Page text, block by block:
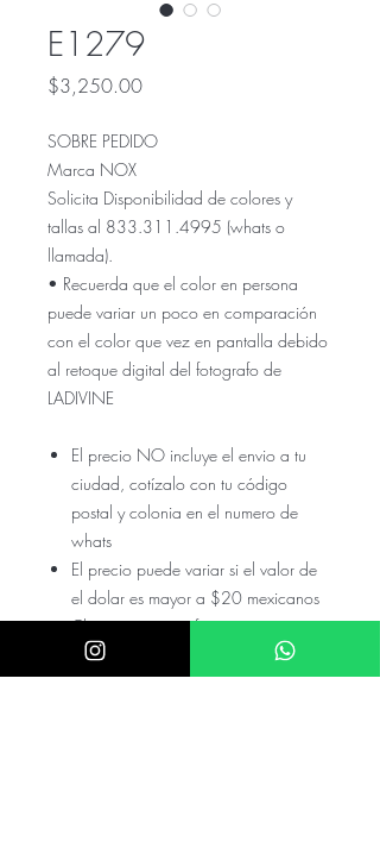
E1279
$3,250.00Precio
SOBRE PEDIDO
Marca NOX
Solicita Disponibilidad de colores y
tallas al 833.311.4995 (whats o
llamada).
• Recuerda que el color en persona
puede variar un poco en comparación
con el color que vez en pantalla debido
al retoque digital del fotografo de
LADIVINE
El precio NO incluye el envio a tu
ciudad, cotízalo con tu código
postal y colonia en el numero de
whats
El precio puede variar si el valor de
el dolar es mayor a $20 mexicanos
Checa nuestras referencias en nuestro
instagram @akira.mayoreo o
@Donatela.rentas